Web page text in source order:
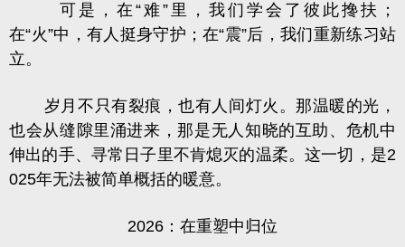
可是，在“难”里，我们学会了彼此搀扶；
在“火”中，有人挺身守护；在“震”后，我们重新练习站
立。
岁月不只有裂痕，也有人间灯火。那温暖的光，
也会从缝隙里涌进来，那是无人知晓的互助、危机中
伸出的手、寻常日子里不肯熄灭的温柔。这一切，是2
025年无法被简单概括的暖意。
2026：在重塑中归位